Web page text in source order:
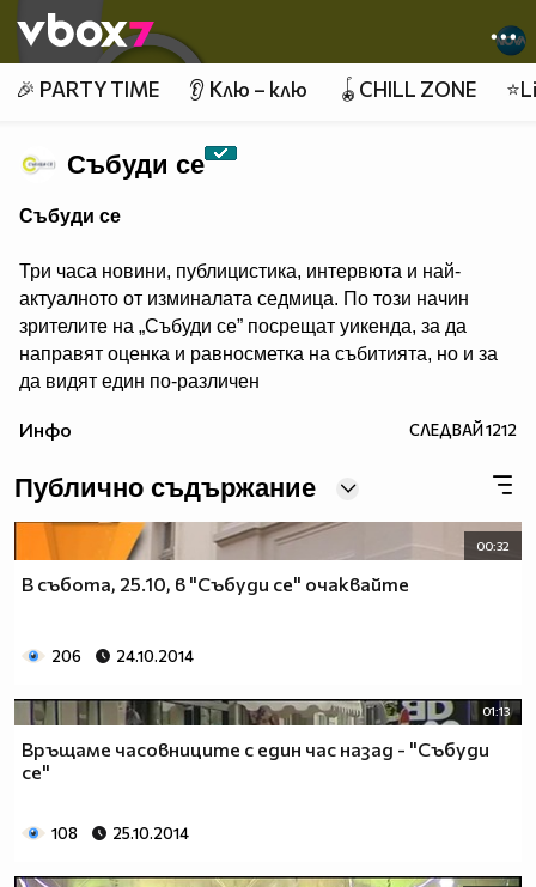
👾
🎉 PARTY TIME 👂 Клю – клю 🪀CHILL ZONE
Събуди се
Събуди се
Три часа новини, публицистика, интервюта и най-
актуалното от изминалата седмица. По този начин
зрителите на „Събуди се” посрещат уикенда, за да
направят оценка и равносметка на събитията, но и за
да видят един по-различен
Инфо СЛЕДВАЙ1212
Публично съдържание
00:32
В събота, 25.10, в "Събуди се" очаквайте
206 24.10.2014
01:13
Връщаме часовниците с един час назад - "Събуди
се"
108 25.10.2014